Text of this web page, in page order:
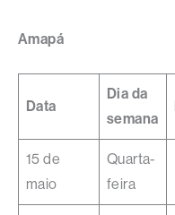
Amapá
Data
Dia da
semana
15 de
maio
Quarta-
feira